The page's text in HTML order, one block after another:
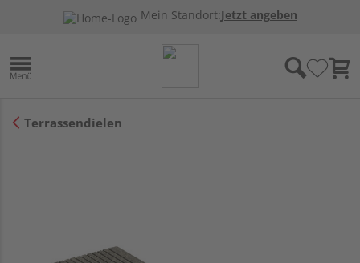
Mein Standort:Jetzt angeben
Terrassendielen